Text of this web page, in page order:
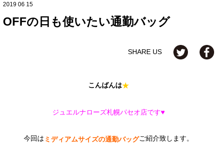
2019 06 15
OFFの日も使いたい通勤バッグ
SHARE US
こんばんは★
ジュエルナローズ札幌パセオ店です♥
今回は ミディアムサイズの通勤バッグご紹介致します。